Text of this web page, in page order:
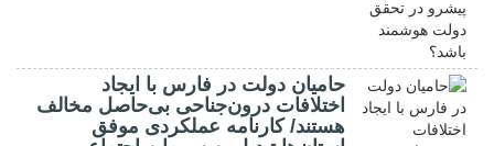
حامیان دولت در فارس با ایجاد
اختلافات درون‌جناحی بی‌حاصل مخالف
هستند/ کارنامه عملکردی موفق